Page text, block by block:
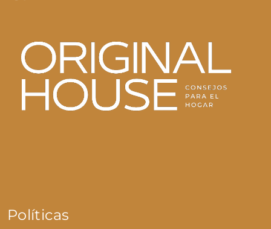
Políticas